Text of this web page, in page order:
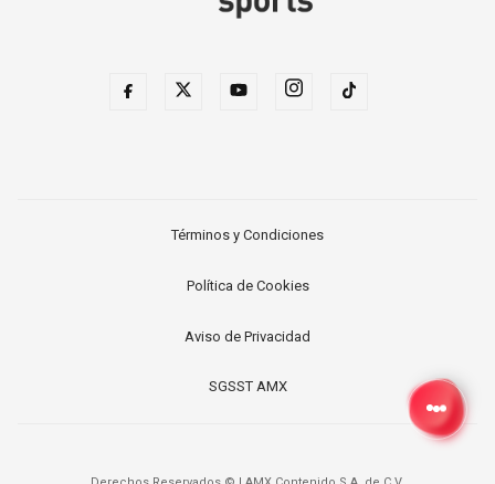
Términos y Condiciones
Política de Cookies
Aviso de Privacidad
SGSST AMX